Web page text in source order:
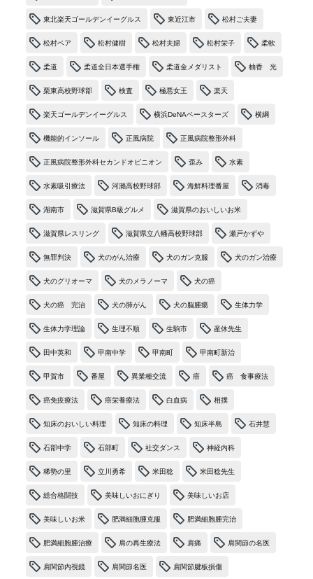
東北楽天ゴールデンイーグルス 東近江市 松村ご夫妻
松村ペア 松村健樹 松村夫婦 松村栄子 柔軟
柔道 柔道全日本選手権 柔道金メダリスト 柚香 光
栗東高校野球部 検査 極悪女王 楽天
楽天ゴールデンイーグルス 横浜DeNAベースターズ 横綱
機能的インソール 正風病院 正風病院整形外科
正風病院整形外科セカンドオピニオン 歪み 水素
水素吸引療法 河瀨高校野球部 海鮮料理番屋 消毒
湖南市 滋賀県B級グルメ 滋賀県のおいしいお米
滋賀県レスリング 滋賀県立八幡高校野球部 瀬戸かずや
無罪判決 犬のがん治療 犬のガン克服 犬のガン治療
犬のグリオーマ 犬のメラノーマ 犬の癌
犬の癌 完治 犬の肺がん 犬の脳腫瘍 生体力学
生体力学理論 生理不順 生駒市 産休先生
田中英和 甲南中学 甲南町 甲南町新治
甲賀市 番屋 異業種交流 癌 癌 食事療法
癌免疫療法 癌栄養療法 白血病 相撲
知床のおいしい料理 知床の料理 知床半島 石井慧
石部中学 石部町 社交ダンス 神経内科
稀勢の里 立川勇希 米田稔 米田稔先生
総合格闘技 美味しいおにぎり 美味しいお店
美味しいお米 肥満細胞腫克服 肥満細胞腫完治
肥満細胞腫治療 肩の再生療法 肩痛 肩関節の名医
肩関節内視鏡 肩関節名医 肩関節腱板損傷